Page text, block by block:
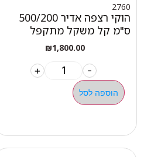
2760
הוקי רצפה אדיר 500/200
ס"מ קל משקל מתקפל
₪1,800.00
-
+
הוספה לסל